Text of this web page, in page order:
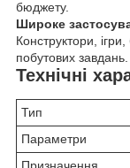
бюджету.
Широке
Конструктори,
побутових завдань.
Технічні
Тип
Параметри